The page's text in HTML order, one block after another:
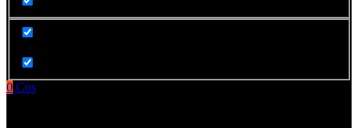
0 Cos